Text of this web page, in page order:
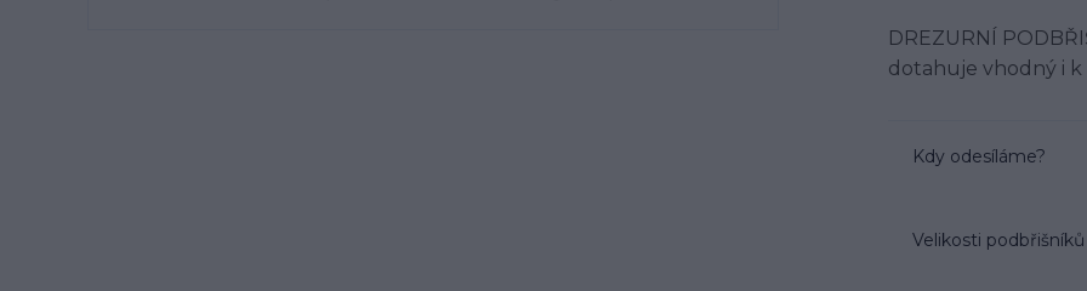
DREZURNÍ
dotahuje vhodný i
Kdy odesíláme?
Velikosti podbřišníků